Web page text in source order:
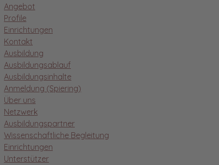
Angebot
Profile
Einrichtungen
Kontakt
Ausbildung
Ausbildungsablauf
Ausbildungsinhalte
Anmeldung (Spiering)
Über uns
Netzwerk
Ausbildungspartner
Wissenschaftliche Begleitung
Einrichtungen
Unterstützer